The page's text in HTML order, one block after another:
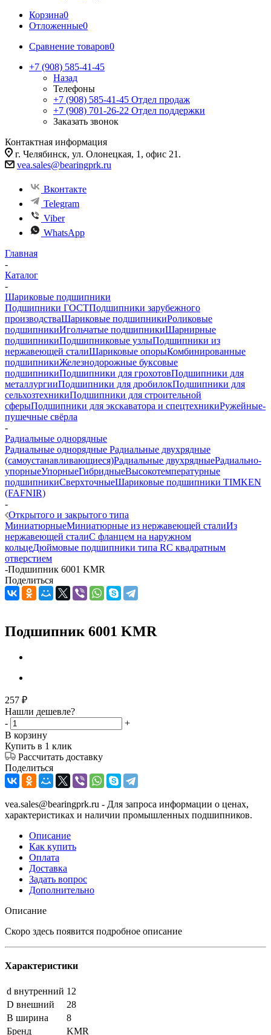
Корзина0
Отложенные0
Сравнение товаров0
+7 (908) 585-41-45
Назад
Телефоны
+7 (908) 585-41-45 Отдел продаж
+7 (908) 701-26-22 Отдел поддержки
Заказать звонок
Контактная информация
г. Челябинск, ул. Олонецкая, 1, офис 21.
vea.sales@bearingprk.ru
Вконтакте
Telegram
Viber
WhatsApp
Главная
-
Каталог
-
Шариковые подшипники
Подшипники ГОСТПодшипники зарубежного
производстваШариковые подшипникиРоликовые
подшипникиИгольчатые подшипникиШарнирные
подшипникиПодшипниковые узлыПодшипники из
нержавеющей сталиШариковые опорыКомбинированные
подшипникиЖелезнодорожные буксовые
подшипникиПодшипники для грохотовПодшипники для
металлургииПодшипники для дробилокПодшипники для
сельхозтехникиПодшипники для строительной
сферыПодшипники для экскаватора и спецтехникиРужейные-
пушечные свёрла
-
Радиальные однорядные
Радиальные однорядные Радиальные двухрядные
(самоустанавливающиеся)Радиальные двухрядныеРадиально-
упорныеУпорныеГибридныеВысокотемпературные
подшипникиСверхточныеШариковые подшипники TIMKEN
(FAFNIR)
-
Открытого и закрытого типа
МиниатюрныеМиниатюрные из нержавеющей сталиИз
нержавеющей сталиС фланцем на наружном
кольцеДюймовые подшипники типа RС квадратным
отверстием
-Подшипник 6001 KMR
Поделиться
Подшипник 6001 KMR
257 ₽
Нашли дешевле?
-
+
В корзину
Купить в 1 клик
Рассчитать доставку
Поделиться
vea.sales@bearingprk.ru - Для запроса информации о ценах,
характеристиках и наличии промышленных подшипников.
Описание
Как купить
Оплата
Доставка
Задать вопрос
Дополнительно
Описание
Скоро здесь появится подробное описание
Характеристики
d внутренний 12
D внешний
28
B ширина
8
Бренд
KMR